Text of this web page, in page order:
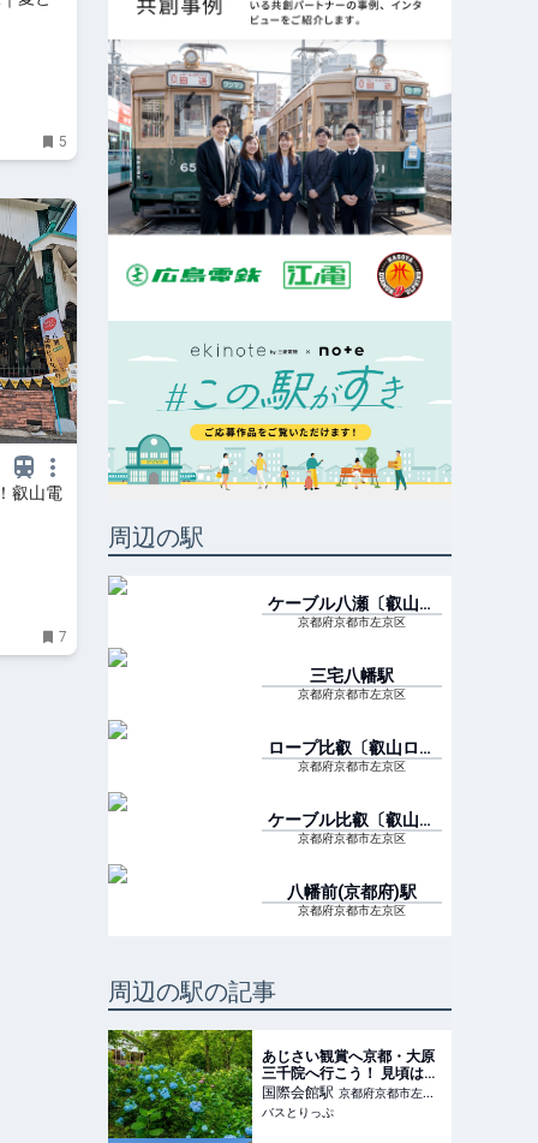
5
叡山電
7
周辺の駅
ケーブル八瀬〔叡山ケ
ーブル〕駅
京都府京都市左京区
三宅八幡駅
京都府京都市左京区
ロープ比叡〔叡山ロー
プウェイ〕駅
京都府京都市左京区
ケーブル比叡〔叡山ケ
ーブル〕駅
京都府京都市左京区
八幡前(京都府)駅
京都府京都市左京区
周辺の駅の記事
あじさい観賞へ京都・大原
三千院へ行こう！ 見頃はい
つ？ 2026年開催のツアー
と高速バスを紹介
国際会館駅 京都府京都市左京
区
バスとりっぷ